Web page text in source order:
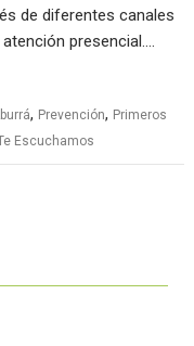
de diferentes canales
presencial.…
, Prevención, Primeros
Escuchamos